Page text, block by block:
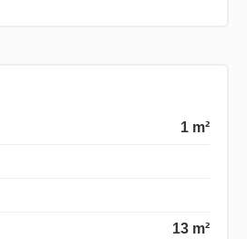
1 m²
13 m²